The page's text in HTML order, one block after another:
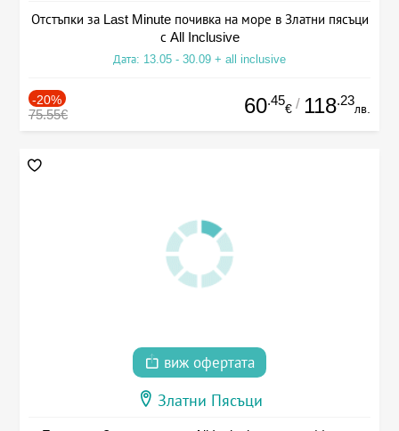
Отстъпки за Last Minute почивка на море в Златни пясъци
с All Inclusive
Дата: 13.05 - 30.09 + all inclusive
-20%
75.55€ 60.45
€ / 118.23
лв.
виж офертата
Златни Пясъци